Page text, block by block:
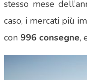
stesso mese
caso, i mercati più
con 996 consegne,